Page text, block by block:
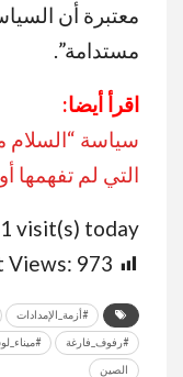
معتبرة أن
مستدامة”.
اقرأ أيضا:
سياسة “السلام
التي لم تفهمها
visit(s) today
Views: 973
#أزمة_الإمدادات
#رفوف_فارغة
الصين